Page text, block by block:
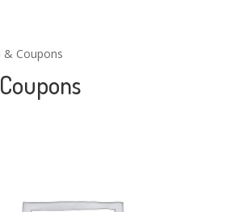
& Coupons